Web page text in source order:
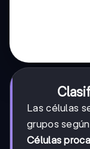
Las células
grupos
Células